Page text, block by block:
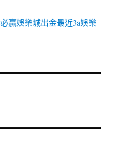
贏娛樂城出金最近3a娛樂